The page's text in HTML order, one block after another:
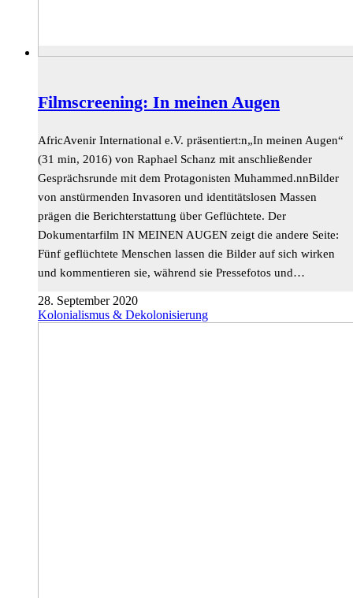
Filmscreening: In meinen Augen
AfricAvenir International e.V. präsentiert:n„In meinen Augen“
(31 min, 2016) von Raphael Schanz mit anschließender
Gesprächsrunde mit dem Protagonisten Muhammed.nnBilder
von anstürmenden Invasoren und identitätslosen Massen
prägen die Berichterstattung über Geflüchtete. Der
Dokumentarfilm IN MEINEN AUGEN zeigt die andere Seite:
Fünf geflüchtete Menschen lassen die Bilder auf sich wirken
und kommentieren sie, während sie Pressefotos und…
28. September 2020
Kolonialismus & Dekolonisierung